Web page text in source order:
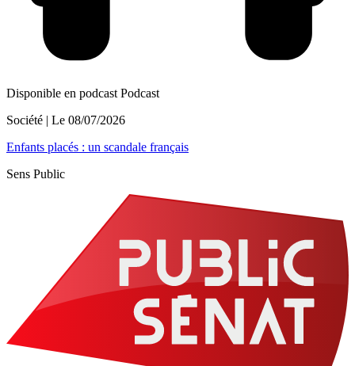
Disponible en podcast Podcast
Société | Le 08/07/2026
Enfants placés : un scandale français
Sens Public